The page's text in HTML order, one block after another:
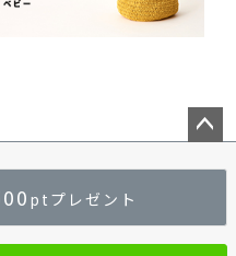
ジト
へ
ptプレゼント